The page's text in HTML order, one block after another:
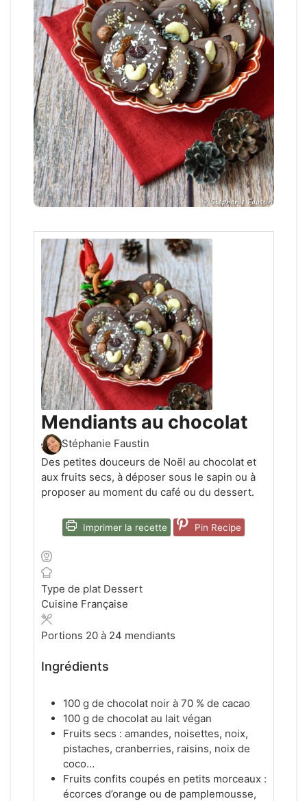
Mendiants au chocolat
Stéphanie Faustin
Des petites douceurs de Noël au chocolat et
aux fruits secs, à déposer sous le sapin ou à
proposer au moment du café ou du dessert.
Imprimer la recette Pin Recipe
Type de plat Dessert
Cuisine Française
Portions 20 à 24 mendiants
Ingrédients
100 g de chocolat noir à 70 % de cacao
100 g de chocolat au lait végan
Fruits secs : amandes, noisettes, noix,
pistaches, cranberries, raisins, noix de
coco…
Fruits confits coupés en petits morceaux :
écorces d’orange ou de pamplemousse,